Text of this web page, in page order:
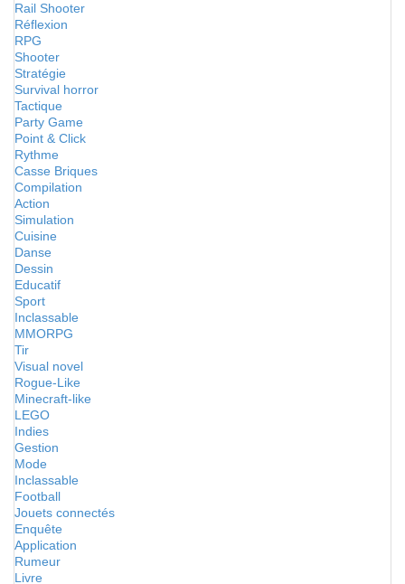
Rail Shooter
Réflexion
RPG
Shooter
Stratégie
Survival horror
Tactique
Party Game
Point & Click
Rythme
Casse Briques
Compilation
Action
Simulation
Cuisine
Danse
Dessin
Educatif
Sport
Inclassable
MMORPG
Tir
Visual novel
Rogue-Like
Minecraft-like
LEGO
Indies
Gestion
Mode
Inclassable
Football
Jouets connectés
Enquête
Application
Rumeur
Livre